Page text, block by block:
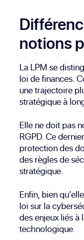
notions
La LPM se
loi de finances.
une trajectoire
stratégique à
Elle ne doit pas
RGPD. Ce
protection des
des règles de
stratégique.
Enfin, bien
loi sur la
des enjeux liés à
technologique.